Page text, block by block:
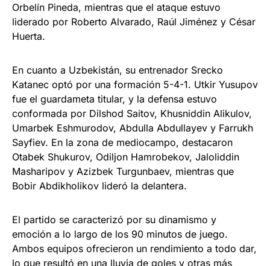
Orbelí­n Pineda, mientras que el ataque estuvo
liderado por Roberto Alvarado, Raúl Jiménez y César
Huerta.
En cuanto a Uzbekistán, su entrenador Srecko
Katanec optó por una formación 5-4-1. Utkir Yusupov
fue el guardameta titular, y la defensa estuvo
conformada por Dilshod Saitov, Khusniddin Alikulov,
Umarbek Eshmurodov, Abdulla Abdullayev y Farrukh
Sayfiev. En la zona de mediocampo, destacaron
Otabek Shukurov, Odiljon Hamrobekov, Jaloliddin
Masharipov y Azizbek Turgunbaev, mientras que
Bobir Abdikholikov lideró la delantera.
El partido se caracterizó por su dinamismo y
emoción a lo largo de los 90 minutos de juego.
Ambos equipos ofrecieron un rendimiento a todo dar,
lo que resultó en una lluvia de goles y otras más